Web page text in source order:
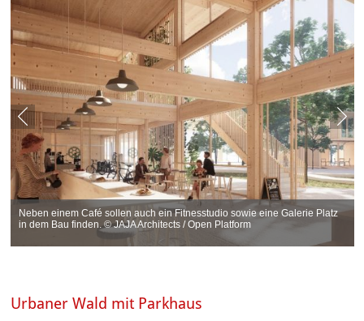
Neben einem Café sollen auch ein Fitnesstudio sowie eine Galerie Platz
in dem Bau finden. © JAJA Architects / Open Platform
Urbaner Wald mit Parkhaus